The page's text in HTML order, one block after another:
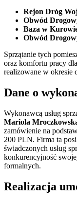
Rejon Dróg
Obwód
Baza w
Obwód
Sprzątanie tych
oraz komfortu pracy
realizowane w okresie
Dane o
Wykonawcą usług
Mariola
zamówienie na
200 PLN. Firma ta
świadczonych usług
konkurencyjność
formalnych.
Realizacja